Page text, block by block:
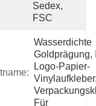
Sedex,
FSC
Wasserdichte
Goldprägung,
Logo-Papier-
Für